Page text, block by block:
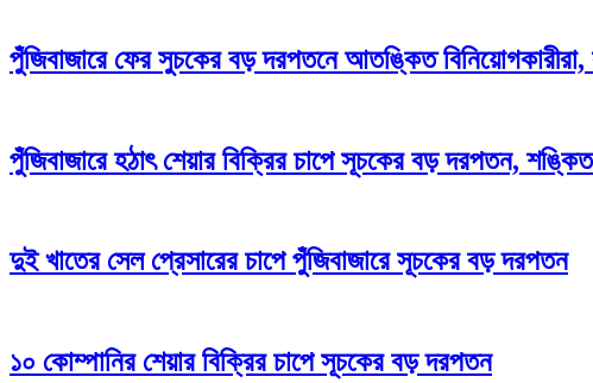
পুঁজিবাজারে ফের সুচকের বড় দরপতনে আতঙ্কিত
পুঁজিবাজারে হঠাৎ শেয়ার বিক্রির চাপে সূচকের বড় দরপতন, শঙ্কিত
দুই খাতের সেল প্রেসারের চাপে পুঁজিবাজারে সূচকের বড় দরপতন
১০ কোম্পানির শেয়ার বিক্রির চাপে সূচকের বড় দরপতন